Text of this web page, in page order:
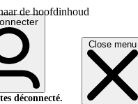
de hoofdinhoud
Close menu
déconnecté.